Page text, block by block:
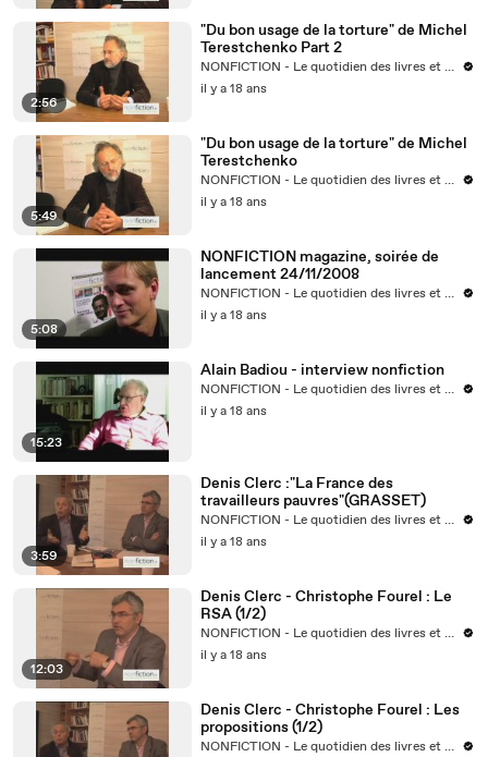
2:56
"Du bon usage de la torture" de Michel
Terestchenko Part 2
NONFICTION - Le quotidien des livres et des idées
il y a 18 ans
5:49
"Du bon usage de la torture" de Michel
Terestchenko
NONFICTION - Le quotidien des livres et des idées
il y a 18 ans
5:08
NONFICTION magazine, soirée de
lancement 24/11/2008
NONFICTION - Le quotidien des livres et des idées
il y a 18 ans
15:23
Alain Badiou - interview nonfiction
NONFICTION - Le quotidien des livres et des idées
il y a 18 ans
3:59
Denis Clerc :"La France des
travailleurs pauvres"(GRASSET)
NONFICTION - Le quotidien des livres et des idées
il y a 18 ans
12:03
Denis Clerc - Christophe Fourel : Le
RSA (1/2)
NONFICTION - Le quotidien des livres et des idées
il y a 18 ans
Denis Clerc - Christophe Fourel : Les
propositions (1/2)
NONFICTION - Le quotidien des livres et des idées